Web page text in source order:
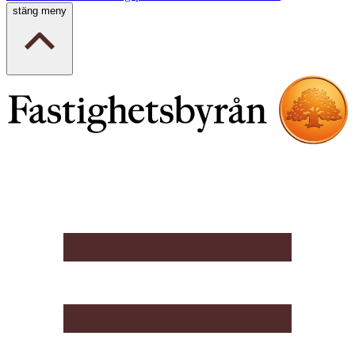
stäng meny